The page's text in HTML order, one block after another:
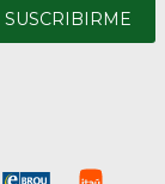
SUSCRIBIRME